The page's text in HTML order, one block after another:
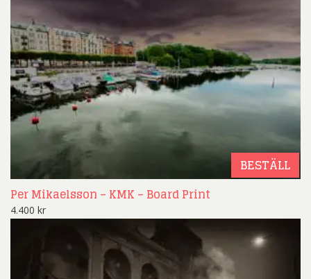
BESTÄLL
Per Mikaelsson – KMK – Board Print
4.400 kr